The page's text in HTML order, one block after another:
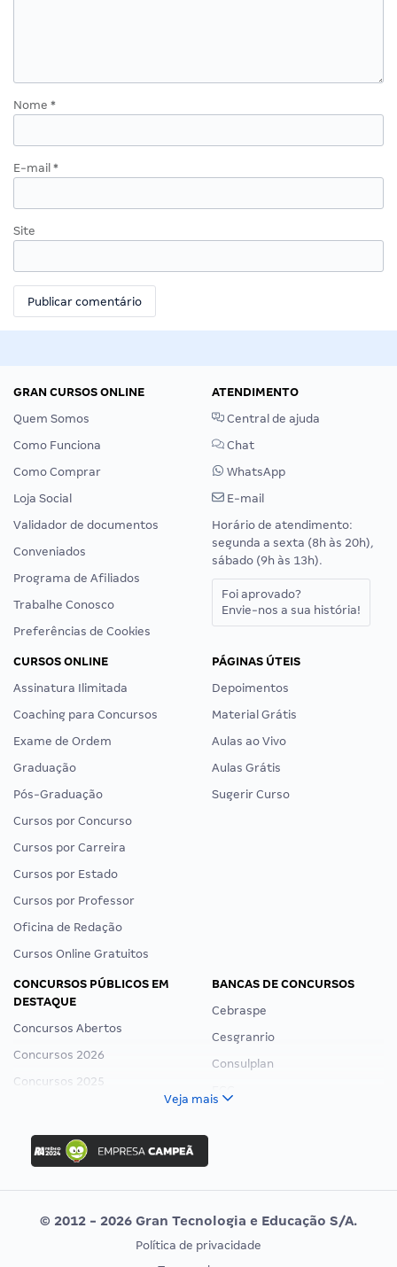
Nome *
E-mail *
Site
GRAN CURSOS ONLINE
Quem Somos
Como Funciona
Como Comprar
Loja Social
Validador de documentos
Conveniados
Programa de Afiliados
Trabalhe Conosco
Preferências de Cookies
ATENDIMENTO
Central de ajuda
Chat
WhatsApp
E-mail
Horário de atendimento:
segunda a sexta (8h às 20h),
sábado (9h às 13h).
Foi aprovado?
Envie-nos a sua história!
CURSOS ONLINE
Assinatura Ilimitada
Coaching para Concursos
Exame de Ordem
Graduação
Pós-Graduação
Cursos por Concurso
Cursos por Carreira
Cursos por Estado
Cursos por Professor
Oficina de Redação
Cursos Online Gratuitos
PÁGINAS ÚTEIS
Depoimentos
Material Grátis
Aulas ao Vivo
Aulas Grátis
Sugerir Curso
CONCURSOS PÚBLICOS EM
DESTAQUE
Concursos Abertos
Concursos 2026
Concursos 2025
Concurso Nacional Unificado
Concurso Ibama
Concurso MPU
Editais publicados
BANCAS DE CONCURSOS
Cebraspe
Cesgranrio
Consulplan
Vunesp
CONCURSOS POR PROFISSÃO EXAME DE ORDEM
Veja mais
© 2012 - 2026 Gran Tecnologia e Educação S/A.
Política de privacidade